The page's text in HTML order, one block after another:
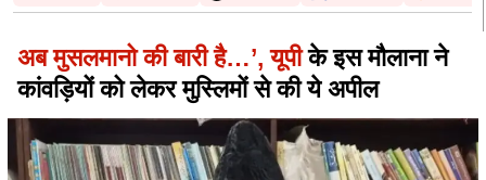
अब मुसलमानो की बारी है…’, यूपीके इस मौलाना ने
कांवड़ियों को लेकर मुस्लिमों से की ये अपील